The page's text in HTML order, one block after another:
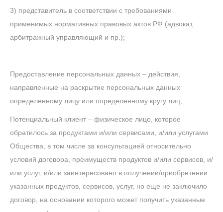
3) представитель в соответствии с требованиями
применимых нормативных правовых актов РФ (адвокат,
арбитражный управляющий и пр.);
Предоставление персональных данных – действия,
направленные на раскрытие персональных данных
определенному лицу или определенному кругу лиц;
Потенциальный клиент – физическое лицо, которое
обратилось за продуктами и/или сервисами, и/или услугами
Общества, в том числе за консультацией относительно
условий договора, преимуществ продуктов и/или сервисов, и/
или услуг, и/или заинтересовано в получении/приобретении
указанных продуктов, сервисов, услуг, но еще не заключило
договор, на основании которого может получить указанные